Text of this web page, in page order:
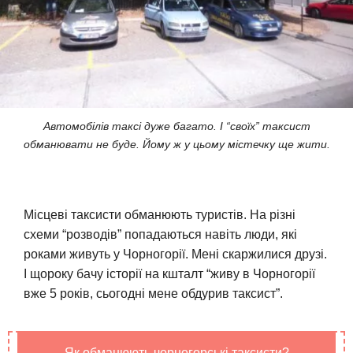
Автомобілів таксі дуже багато. І “своїх” таксист
обманювати не буде. Йому ж у цьому містечку ще жити.
Місцеві таксисти обманюють туристів. На різні
схеми “розводів” попадаються навіть люди, які
роками живуть у Чорногорії. Мені скаржилися друзі.
І щороку бачу історії на кшталт “живу в Чорногорії
вже 5 років, сьогодні мене обдурив таксист”.